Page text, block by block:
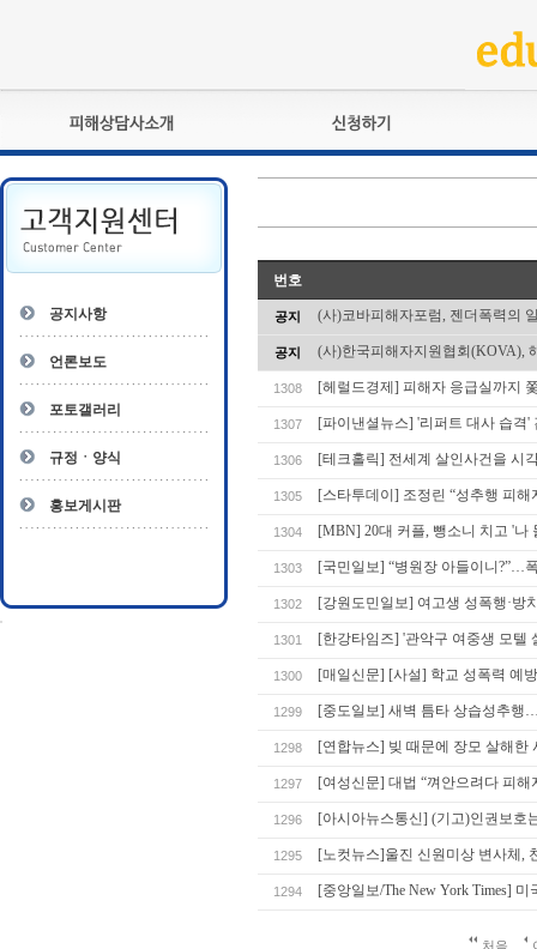
피해상담사란?
자격관리규정
상담사 자격증 확인
- 피해상담사 1급
- 전문수련감독자
- 전문수련기관
교육훈련
자격심사
자격복원
공지사항
언론보도
포토갤러리
규정ㆍ양식
홍보게시판
번호
공지 (사)코바피해자포럼, 젠더폭력의
공지 (사)한국피해자지원협회(KOVA),
1308 [헤럴드경제] 피해자 응급실까지
1307 [파이낸셜뉴스] '리퍼트 대사 습격
1306 [테크홀릭] 전세계 살인사건을 시
1305 [스타투데이] 조정린 “성추행 피해
1304 [MBN] 20대 커플, 뺑소니 치고 '
1303 [국민일보] “병원장 아들이니?”…
1302 [강원도민일보] 여고생 성폭행·방
1301 [한강타임즈] '관악구 여중생 모텔
1300 [매일신문] [사설] 학교 성폭력 예
1299 [중도일보] 새벽 틈타 상습성추행
1298 [연합뉴스] 빚 때문에 장모 살해한
1297 [여성신문] 대법 “껴안으려다 피
1296 [아시아뉴스통신] (기고)인권보
1295 [노컷뉴스]울진 신원미상 변사체,
1294 [중앙일보/The New York Times]
처음